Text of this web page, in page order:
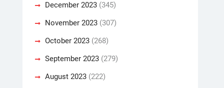
December 2023 (345)
November 2023 (307)
October 2023 (268)
September 2023 (279)
August 2023 (222)